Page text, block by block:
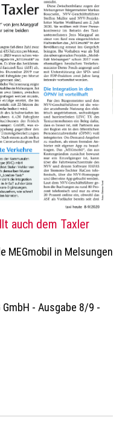
auch dem Taxler
MEGmobil in Melsungen
GmbH - Ausgabe 8/9 -